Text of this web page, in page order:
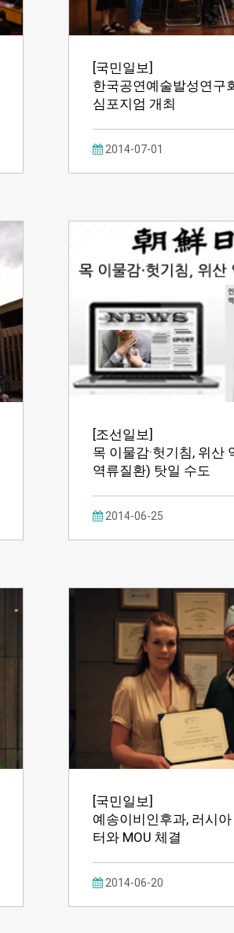
[국민일보]
한국공연예술발성연구
심포지엄 개최
2014-07-01
[조선일보]
목 이물감·헛기침, 위산
역류질환) 탓일 수도
2014-06-25
[국민일보]
예송이비인후과, 러시
터와 MOU 체결
2014-06-20